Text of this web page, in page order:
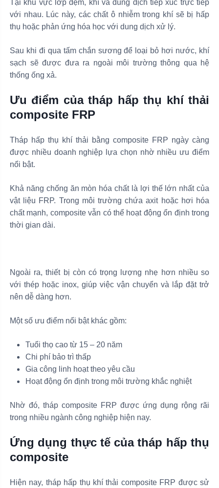
Tại khu vực lớp đệm, khí và dung dịch tiếp xúc trực tiếp
với nhau. Lúc này, các chất ô nhiễm trong khí sẽ bị hấp
thụ hoặc phản ứng hóa học với dung dịch xử lý.
Sau khi đi qua tấm chắn sương để loại bỏ hơi nước, khí
sạch sẽ được đưa ra ngoài môi trường thông qua hệ
thống ống xả.
Ưu điểm của tháp hấp thụ khí thải
composite FRP
Tháp hấp thụ khí thải bằng composite FRP ngày càng
được nhiều doanh nghiệp lựa chọn nhờ nhiều ưu điểm
nổi bật.
Khả năng chống ăn mòn hóa chất là lợi thế lớn nhất của
vật liệu FRP. Trong môi trường chứa axit hoặc hơi hóa
chất mạnh, composite vẫn có thể hoạt động ổn định trong
thời gian dài.
Ngoài ra, thiết bị còn có trọng lượng nhẹ hơn nhiều so
với thép hoặc inox, giúp việc vận chuyển và lắp đặt trở
nên dễ dàng hơn.
Một số ưu điểm nổi bật khác gồm:
Tuổi thọ cao từ 15 – 20 năm
Chi phí bảo trì thấp
Gia công linh hoạt theo yêu cầu
Hoạt động ổn định trong môi trường khắc nghiệt
Nhờ đó, tháp composite FRP được ứng dụng rộng rãi
trong nhiều ngành công nghiệp hiện nay.
Ứng dụng thực tế của tháp hấp thụ
composite
Hiện nay, tháp hấp thụ khí thải composite FRP được sử